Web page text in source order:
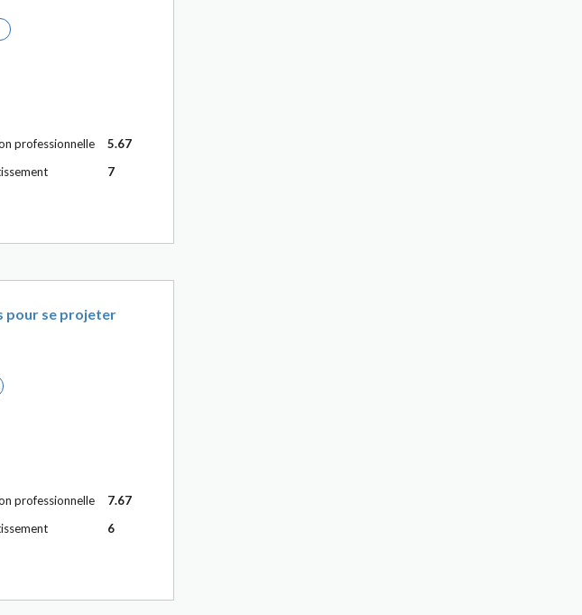
professionnelle
5.67
7
pour se projeter
professionnelle
7.67
6